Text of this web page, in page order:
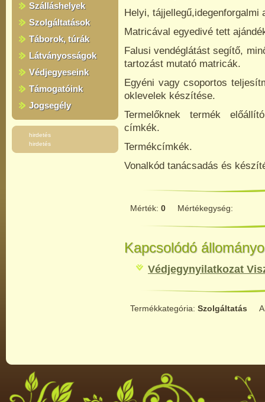
Szálláshelyek
Szolgáltatások
Táborok, túrák
Látványosságok
Védjegyeseink
Támogatóink
Jogsegély
hirdetés
hirdetés
Helyi, tájjellegű,idegenforgalmi
Matricával egyedivé tett
Falusi vendéglátást segítő,
tartozást mutató matricák.
Egyéni vagy csoportos
oklevelek készítése.
Termelőknek termék
címkék.
Termékcímkék.
Vonalkód tanácsadás és
Mérték: 0 Mértékegység:
Kapcsolódó
Védjegynyilatkozat
Termékkategória: Szolgáltatás